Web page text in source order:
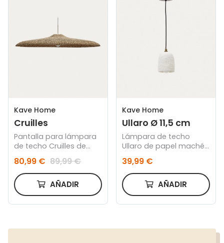
Kave Home
Cruilles
Pantalla para lámpara
de techo Cruilles de
acabado natural Ø 100
cm
80,99 € 89,99 €
AÑADIR
Kave Home
Ullaro Ø 11,5 cm
Lámpara de techo
Ullaro de papel maché
39,99 €
AÑADIR